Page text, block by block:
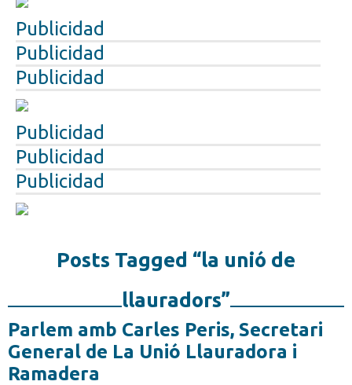
Publicidad
Publicidad
Publicidad
Publicidad
Publicidad
Publicidad
Posts Tagged “la unió de
llauradors”
Parlem amb Carles Peris, Secretari
General de La Unió Llauradora i
Ramadera